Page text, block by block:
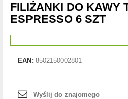
FILIŻANKI DO KAWY
ESPRESSO 6 SZT
EAN: 8502150002801
Wyślij do znajomego